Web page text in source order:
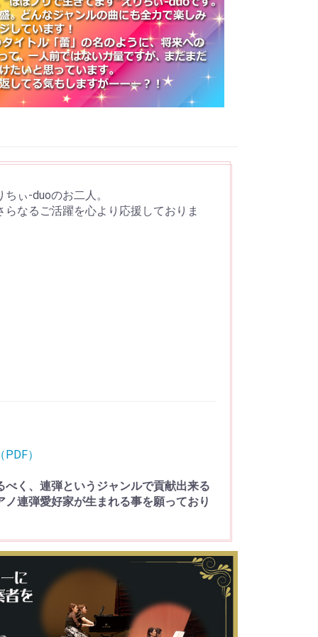
ぃ-duoのお二人。
なるご活躍を心より応援しておりま
）
く、連弾というジャンルで貢献出来る
連弾愛好家が生まれる事を願っており